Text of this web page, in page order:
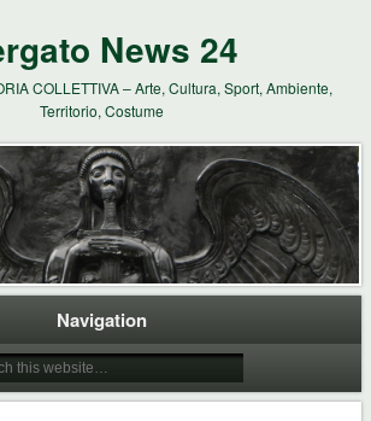
News 24
COLLETTIVA – Arte, Cultura, Sport, Ambiente,
Territorio, Costume
Navigation